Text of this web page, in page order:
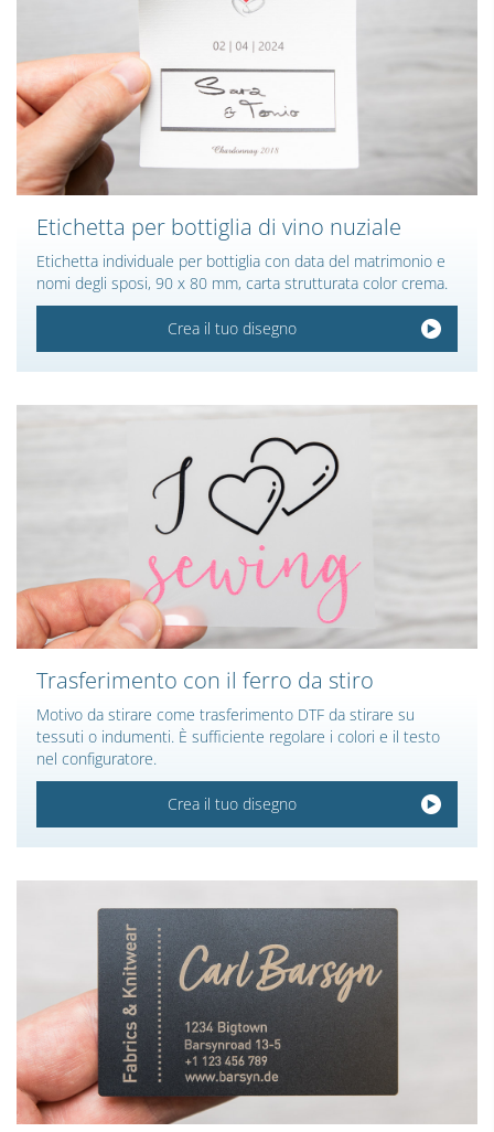
Etichetta per bottiglia di vino nuziale
Etichetta individuale per bottiglia con data del matrimonio e
nomi degli sposi, 90 x 80 mm, carta strutturata color crema.
Crea il tuo disegno
Trasferimento con il ferro da stiro
Motivo da stirare come trasferimento DTF da stirare su
tessuti o indumenti. È sufficiente regolare i colori e il testo
nel configuratore.
Crea il tuo disegno